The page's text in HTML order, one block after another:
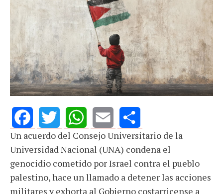
FacebookTwitterWhatsAppEmail Share
Un acuerdo del Consejo Universitario de la
Universidad Nacional (UNA) condena el
genocidio cometido por Israel contra el pueblo
palestino, hace un llamado a detener las acciones
militares y exhorta al Gobierno costarricense a